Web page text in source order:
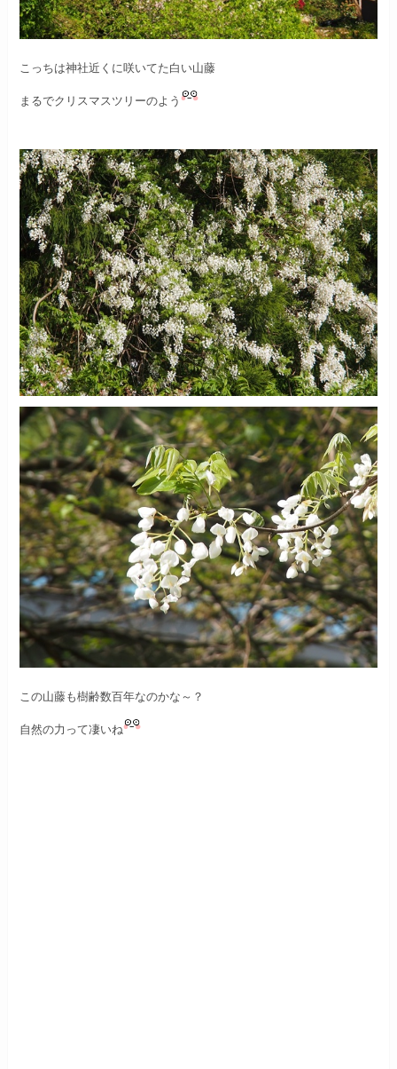
こっちは神社近くに咲いてた白い山藤
まるでクリスマスツリーのよう
この山藤も樹齢数百年なのかな～？
自然の力って凄いね